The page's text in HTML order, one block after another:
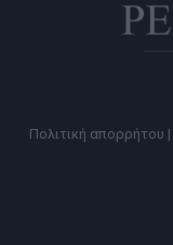
Πολιτική απορρήτου |